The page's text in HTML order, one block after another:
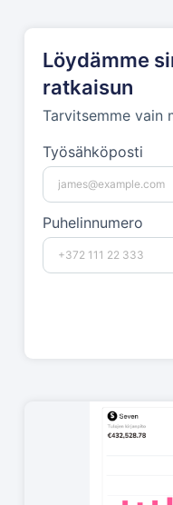
Löydämme
ratkaisun
Tarvitsemme vain
Työsähköposti
Puhelinnumero